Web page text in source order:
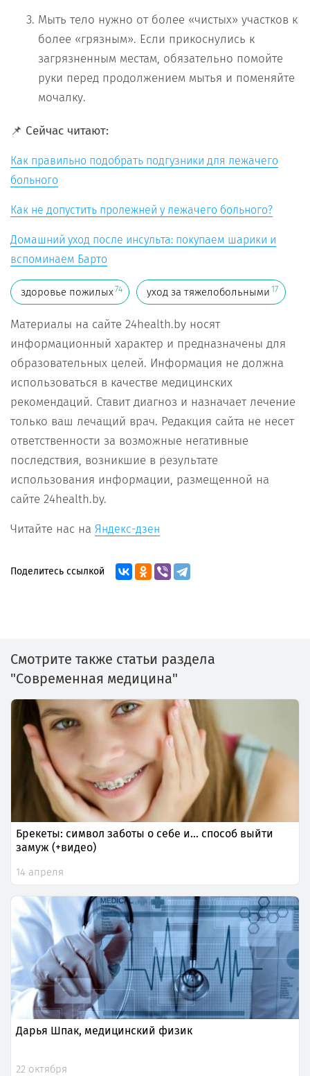
Мыть тело нужно от более «чистых» участков к
более «грязным». Если прикоснулись к
загрязненным местам, обязательно помойте
руки перед продолжением мытья и поменяйте
мочалку.
📌 Сейчас читают:
Как правильно подобрать подгузники для лежачего
больного
Как не допустить пролежней у лежачего больного?
Домашний уход после инсульта: покупаем шарики и
вспоминаем Барто
здоровье пожилых74 уход за тяжелобольными 17
Материалы на сайте 24health.by носят
информационный характер и предназначены для
образовательных целей. Информация не должна
использоваться в качестве медицинских
рекомендаций. Ставит диагноз и назначает лечение
только ваш лечащий врач. Редакция сайта не несет
ответственности за возможные негативные
последствия, возникшие в результате
использования информации, размещенной на
сайте 24health.by.
Читайте нас на Яндекс-дзен
Поделитесь ссылкой
Смотрите также статьи раздела
"Современная медицина"
Брекеты: символ заботы о себе и… способ выйти
замуж (+видео)
14 апреля
Дарья Шпак, медицинский физик
22 октября